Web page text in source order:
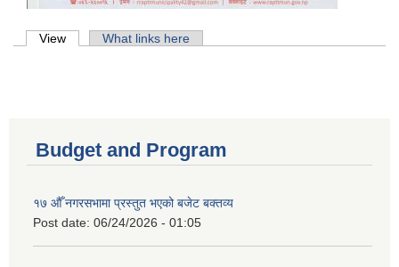
Primary tabs
View (active tab)What links here
Budget and Program
१७ औँ नगरसभामा प्रस्तुत भएको बजेट बक्तव्य
Post date: 06/24/2026 - 01:05